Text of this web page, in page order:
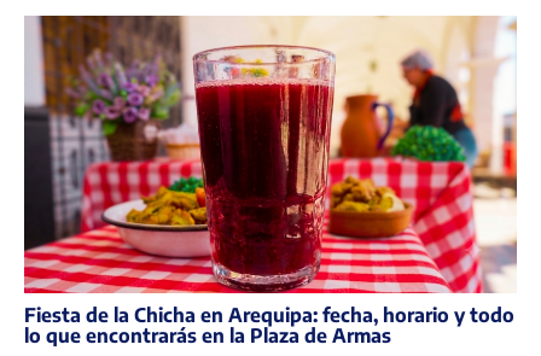
Fiesta de la Chicha en Arequipa: fecha, horario y todo
lo que encontrarás en la Plaza de Armas